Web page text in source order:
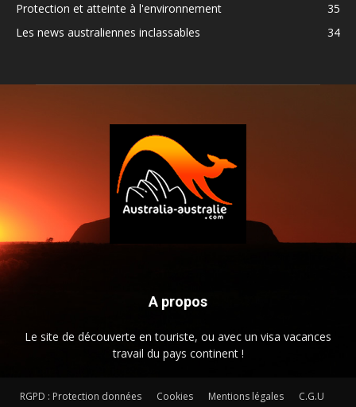
Protection et atteinte à l'environnement
35
Les news australiennes inclassables
34
A propos
Le site de découverte en touriste, ou avec un visa vacances
travail du pays continent !
RGPD : Protection données Cookies Mentions légales
C.G.U